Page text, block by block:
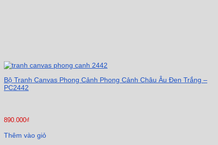
Bộ Tranh Canvas Phong Cảnh Phong Cảnh Châu Âu Đen Trắng –
PC2442
890.000₫
Thêm vào giỏ